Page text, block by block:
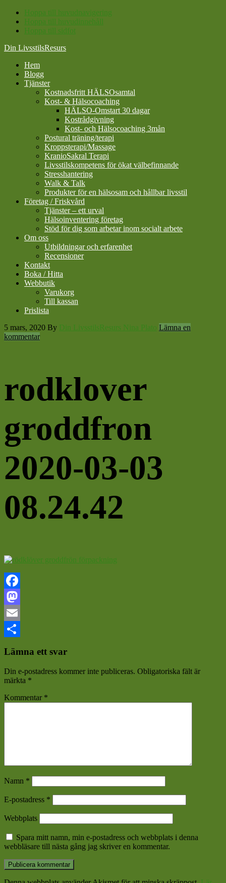
Hoppa till huvudnavigering
Hoppa till huvudinnehåll
Hoppa till sidfot
Din LivsstilsResurs
Hem
Blogg
Tjänster
Kostnadsfritt HÄLSOsamtal
Kost- & Hälsocoaching
HÄLSO-Omstart 30 dagar
Kostrådgivning
Kost- och Hälsocoaching 3mån
Postural träning/terapi
Kroppsterapi/Massage
KranioSakral Terapi
Livsstilskompetens för ökat välbefinnande
Stresshantering
Walk & Talk
Produkter för en hälsosam och hållbar livsstil
Företag / Friskvård
Tjänster – ett urval
Hälsoinventering företag
Stöd för dig som arbetar inom socialt arbete
Om oss
Utbildningar och erfarenhet
Recensioner
Kontakt
Boka / Hitta
Webbutik
Varukorg
Till kassan
Prislista
5 mars, 2020 By Din LivsstilsResurs Nina Plato Lämna en
kommentar
rodklover
groddfron
2020-03-03
08.24.42
Facebook
Mastodon
Email
Lämna ett svar
Din e-postadress kommer inte publiceras. Obligatoriska fält är
märkta *
Kommentar *
Namn *
E-postadress *
Webbplats
Spara mitt namn, min e-postadress och webbplats i denna
webbläsare till nästa gång jag skriver en kommentar.